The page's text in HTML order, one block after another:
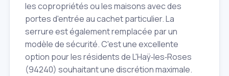
les copropriétés ou les maisons avec des
portes d'entrée au cachet particulier. La
serrure est également remplacée par un
modèle de sécurité. C'est une excellente
option pour les résidents de L'Haÿ‑les‑Roses
(94240) souhaitant une discrétion maximale.